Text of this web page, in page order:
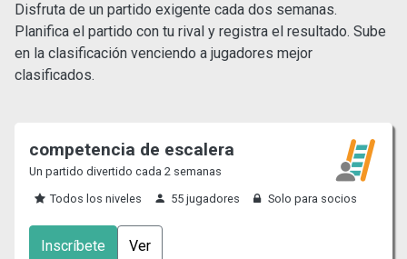
Disfruta de un partido exigente cada dos semanas.
Planifica el partido con tu rival y registra el resultado. Sube
en la clasificación venciendo a jugadores mejor
clasificados.
competencia de escalera
Un partido divertido cada 2 semanas
Todos los niveles
55 jugadores Solo para socios
Inscríbete Ver